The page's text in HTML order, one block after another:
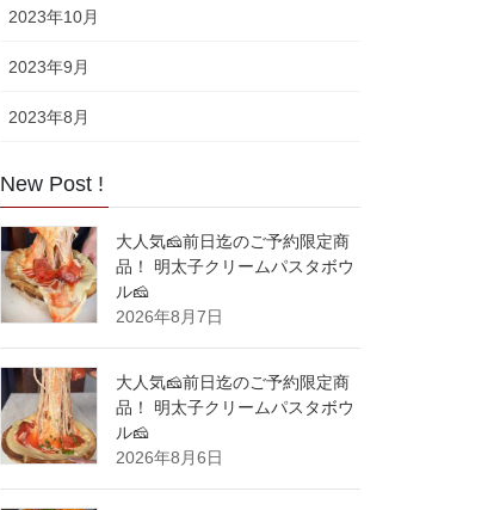
2023年10月
2023年9月
2023年8月
New Post !
大人気🧀前日迄のご予約限定商
品！ 明太子クリームパスタボウ
ル🧀
2026年8月7日
大人気🧀前日迄のご予約限定商
品！ 明太子クリームパスタボウ
ル🧀
2026年8月6日